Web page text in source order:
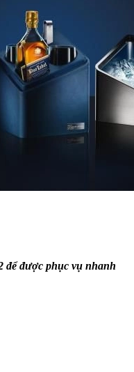
để được phục vụ nhanh